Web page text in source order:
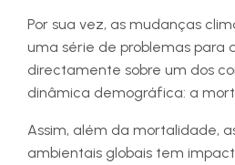
Por sua vez, as mudanças
uma série de problemas para
directamente sobre um dos
dinâmica demográfica: a
Assim, além da mortalidade,
ambientais globais tem